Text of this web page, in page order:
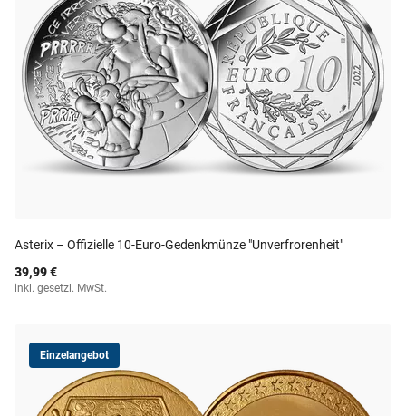
Asterix – Offizielle 10-Euro-Gedenkmünze "Unverfrorenheit"
39,99 €
inkl. gesetzl. MwSt.
Einzelangebot